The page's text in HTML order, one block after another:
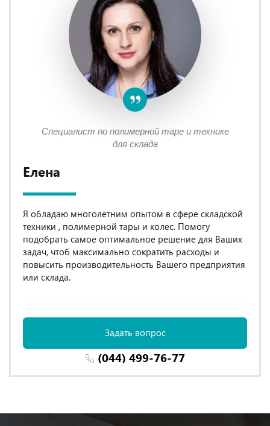
Специалист по полимерной таре и технике
для склада
Елена
Я обладаю многолетним опытом в сфере складской
техники , полимерной тары и колес. Помогу
подобрать самое оптимальное решение для Ваших
задач, чтоб максимально сократить расходы и
повысить производительность Вашего предприятия
или склада.
Задать вопрос
(044) 499-76-77